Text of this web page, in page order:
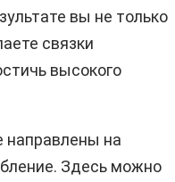
вы не только
связки
высокого
направлены на
Здесь можно